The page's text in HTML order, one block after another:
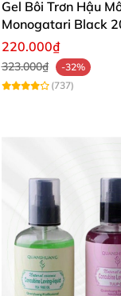
Gel Bôi Trơn Hậu
Monogatari Black
220.000₫
323.000₫
-32%
(737)